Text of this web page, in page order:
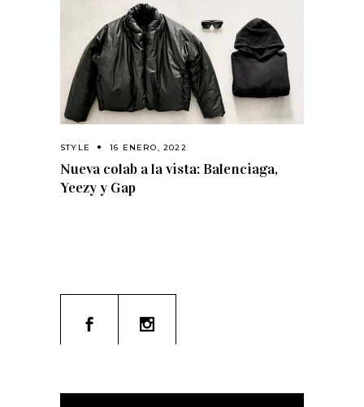
STYLE 16 ENERO, 2022
Nueva colab a la vista: Balenciaga,
Yeezy y Gap